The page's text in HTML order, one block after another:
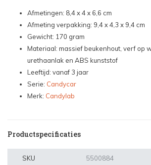
Afmetingen: 8,4 x 4 x 6,6 cm
Afmeting verpakking: 9,4 x 4,3 x 9,4 cm
Gewicht: 170 gram
Materiaal: massief beukenhout, verf op
urethaanlak en ABS kunststof
Leeftijd: vanaf 3 jaar
Serie: Candycar
Merk: Candylab
Productspecificaties
SKU 5500884